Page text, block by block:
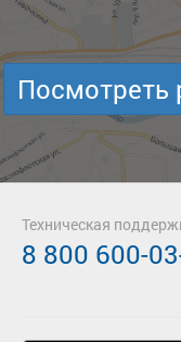
Посмотреть
Техническая
8 800 600-